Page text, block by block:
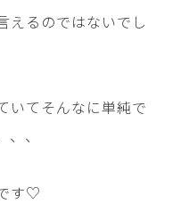
えるのではないでし
いてそんなに単純で
、
す♡